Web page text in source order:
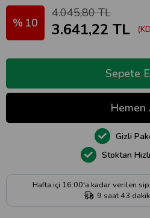
10
4.045,80 TL
3.641,22 TL
Hafta içi 16:00'a kadar verilen
9 saat43
Stoktan
Gizli